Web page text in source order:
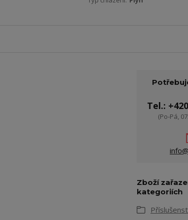
Tel.:
(Po-Pá,
Zboží
kategoriích